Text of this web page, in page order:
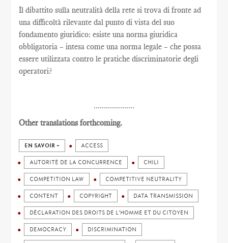
Il dibattito sulla neutralità della rete si trova di fronte ad
una difficoltà rilevante dal punto di vista del suo
fondamento giuridico: esiste una norma giuridica
obbligatoria – intesa come una norma legale – che possa
essere utilizzata contro le pratiche discriminatorie degli
operatori?
....................
Other translations forthcoming.
EN SAVOIR + ACCESS
AUTORITÉ DE LA CONCURRENCE CHILI
COMPETITION LAW COMPETITIVE NEUTRALITY
CONTENT COPYRIGHT DATA TRANSMISSION
DÉCLARATION DES DROITS DE L'HOMME ET DU CITOYEN
DEMOCRACY DISCRIMINATION